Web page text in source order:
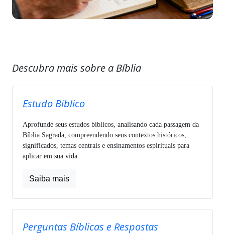
Descubra mais sobre a Bíblia
Estudo Bíblico
Aprofunde seus estudos bíblicos, analisando cada passagem da
Bíblia Sagrada, compreendendo seus contextos históricos,
significados, temas centrais e ensinamentos espirituais para
aplicar em sua vida.
Saiba mais
Perguntas Bíblicas e Respostas